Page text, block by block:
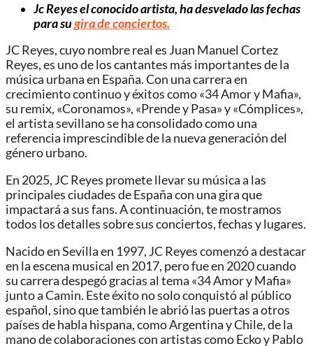
Jc Reyes el conocido artista, ha desvelado las fechas
para sugira de conciertos.
JC Reyes, cuyo nombre real es Juan Manuel Cortez
Reyes, es uno de los cantantes más importantes de la
música urbana en España. Con una carrera en
crecimiento continuo y éxitos como «34 Amor y Mafia»,
su remix, «Coronamos», «Prende y Pasa» y «Cómplices»,
el artista sevillano se ha consolidado como una
referencia imprescindible de la nueva generación del
género urbano.
En 2025, JC Reyes promete llevar su música a las
principales ciudades de España con una gira que
impactará a sus fans. A continuación, te mostramos
todos los detalles sobre sus conciertos, fechas y lugares.
Nacido en Sevilla en 1997, JC Reyes comenzó a destacar
en la escena musical en 2017, pero fue en 2020 cuando
su carrera despegó gracias al tema «34 Amor y Mafia»
junto a Camin. Este éxito no solo conquistó al público
español, sino que también le abrió las puertas a otros
países de habla hispana, como Argentina y Chile, de la
mano de colaboraciones con artistas como Ecko y Pablo